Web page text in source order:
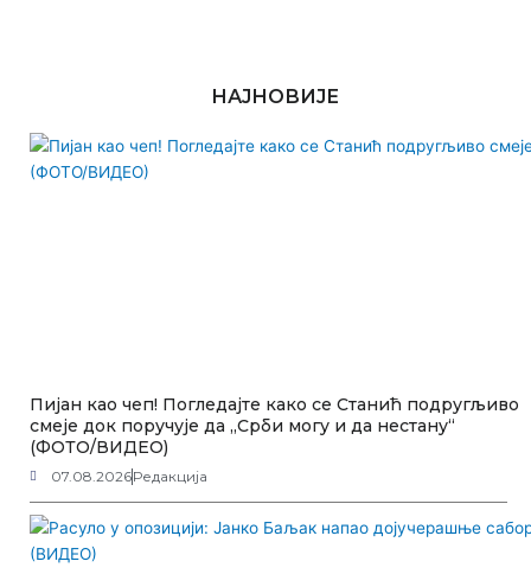
НАЈНОВИЈЕ
Пијан као чеп! Погледајте како се Станић подругљиво
смеје док поручује да „Срби могу и да нестану“
(ФОТО/ВИДЕО)
07.08.2026Редакција